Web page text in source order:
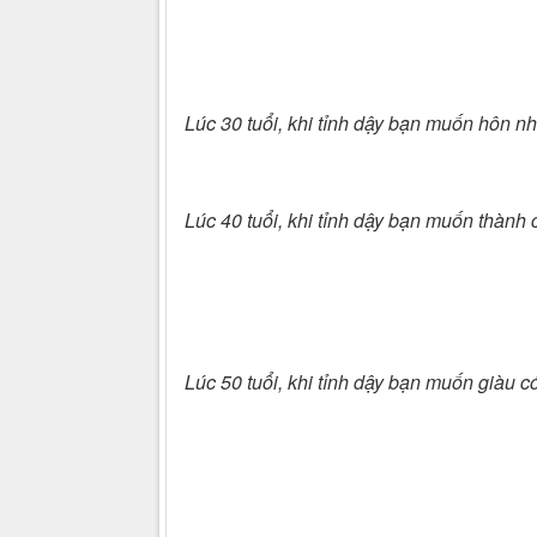
Lúc 30 tuổi, khi tỉnh dậy bạn muốn hôn
Lúc 40 tuổi, khi tỉnh dậy bạn muốn thành
Lúc 50 tuổi, khi tỉnh dậy bạn muốn giàu